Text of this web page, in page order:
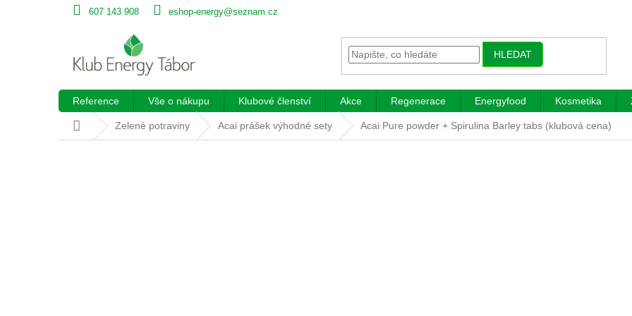
607 143 908 eshop-energy@seznam.cz
HLEDAT
Reference Vše o nákupu Klubové členství Akce Regenerace Energyfood Kosmetika
Domů Zelené potraviny Acai prášek výhodné sety Acai Pure powder + Spirulina Barley tabs (klubová cena)